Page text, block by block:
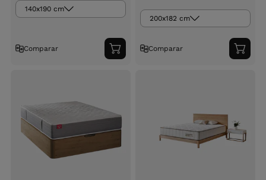
140x190 cm
Comparar
Adicionar
ao
200x182 cm
Comparar
ao